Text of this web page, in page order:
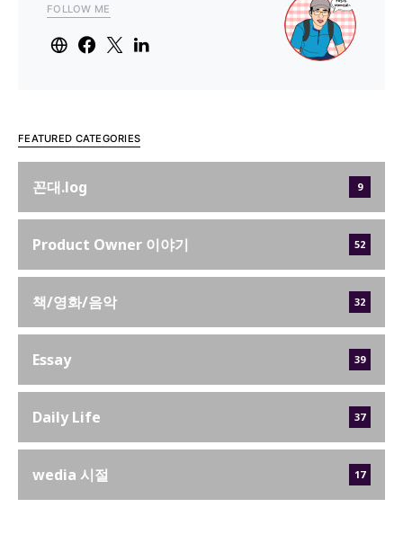
FOLLOW ME
FEATURED CATEGORIES
꼰대.log 9
Product Owner 이야기 52
책/영화/음악 32
Essay 39
Daily Life 37
wedia 시절 17